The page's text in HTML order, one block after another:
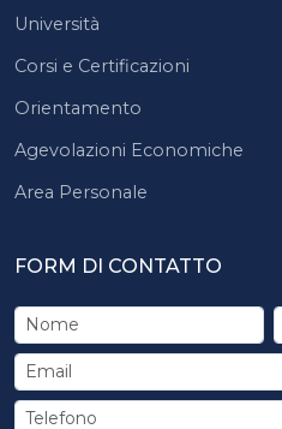
Università
Corsi e Certificazioni
Orientamento
Agevolazioni Economiche
Area Personale
FORM DI CONTATTO